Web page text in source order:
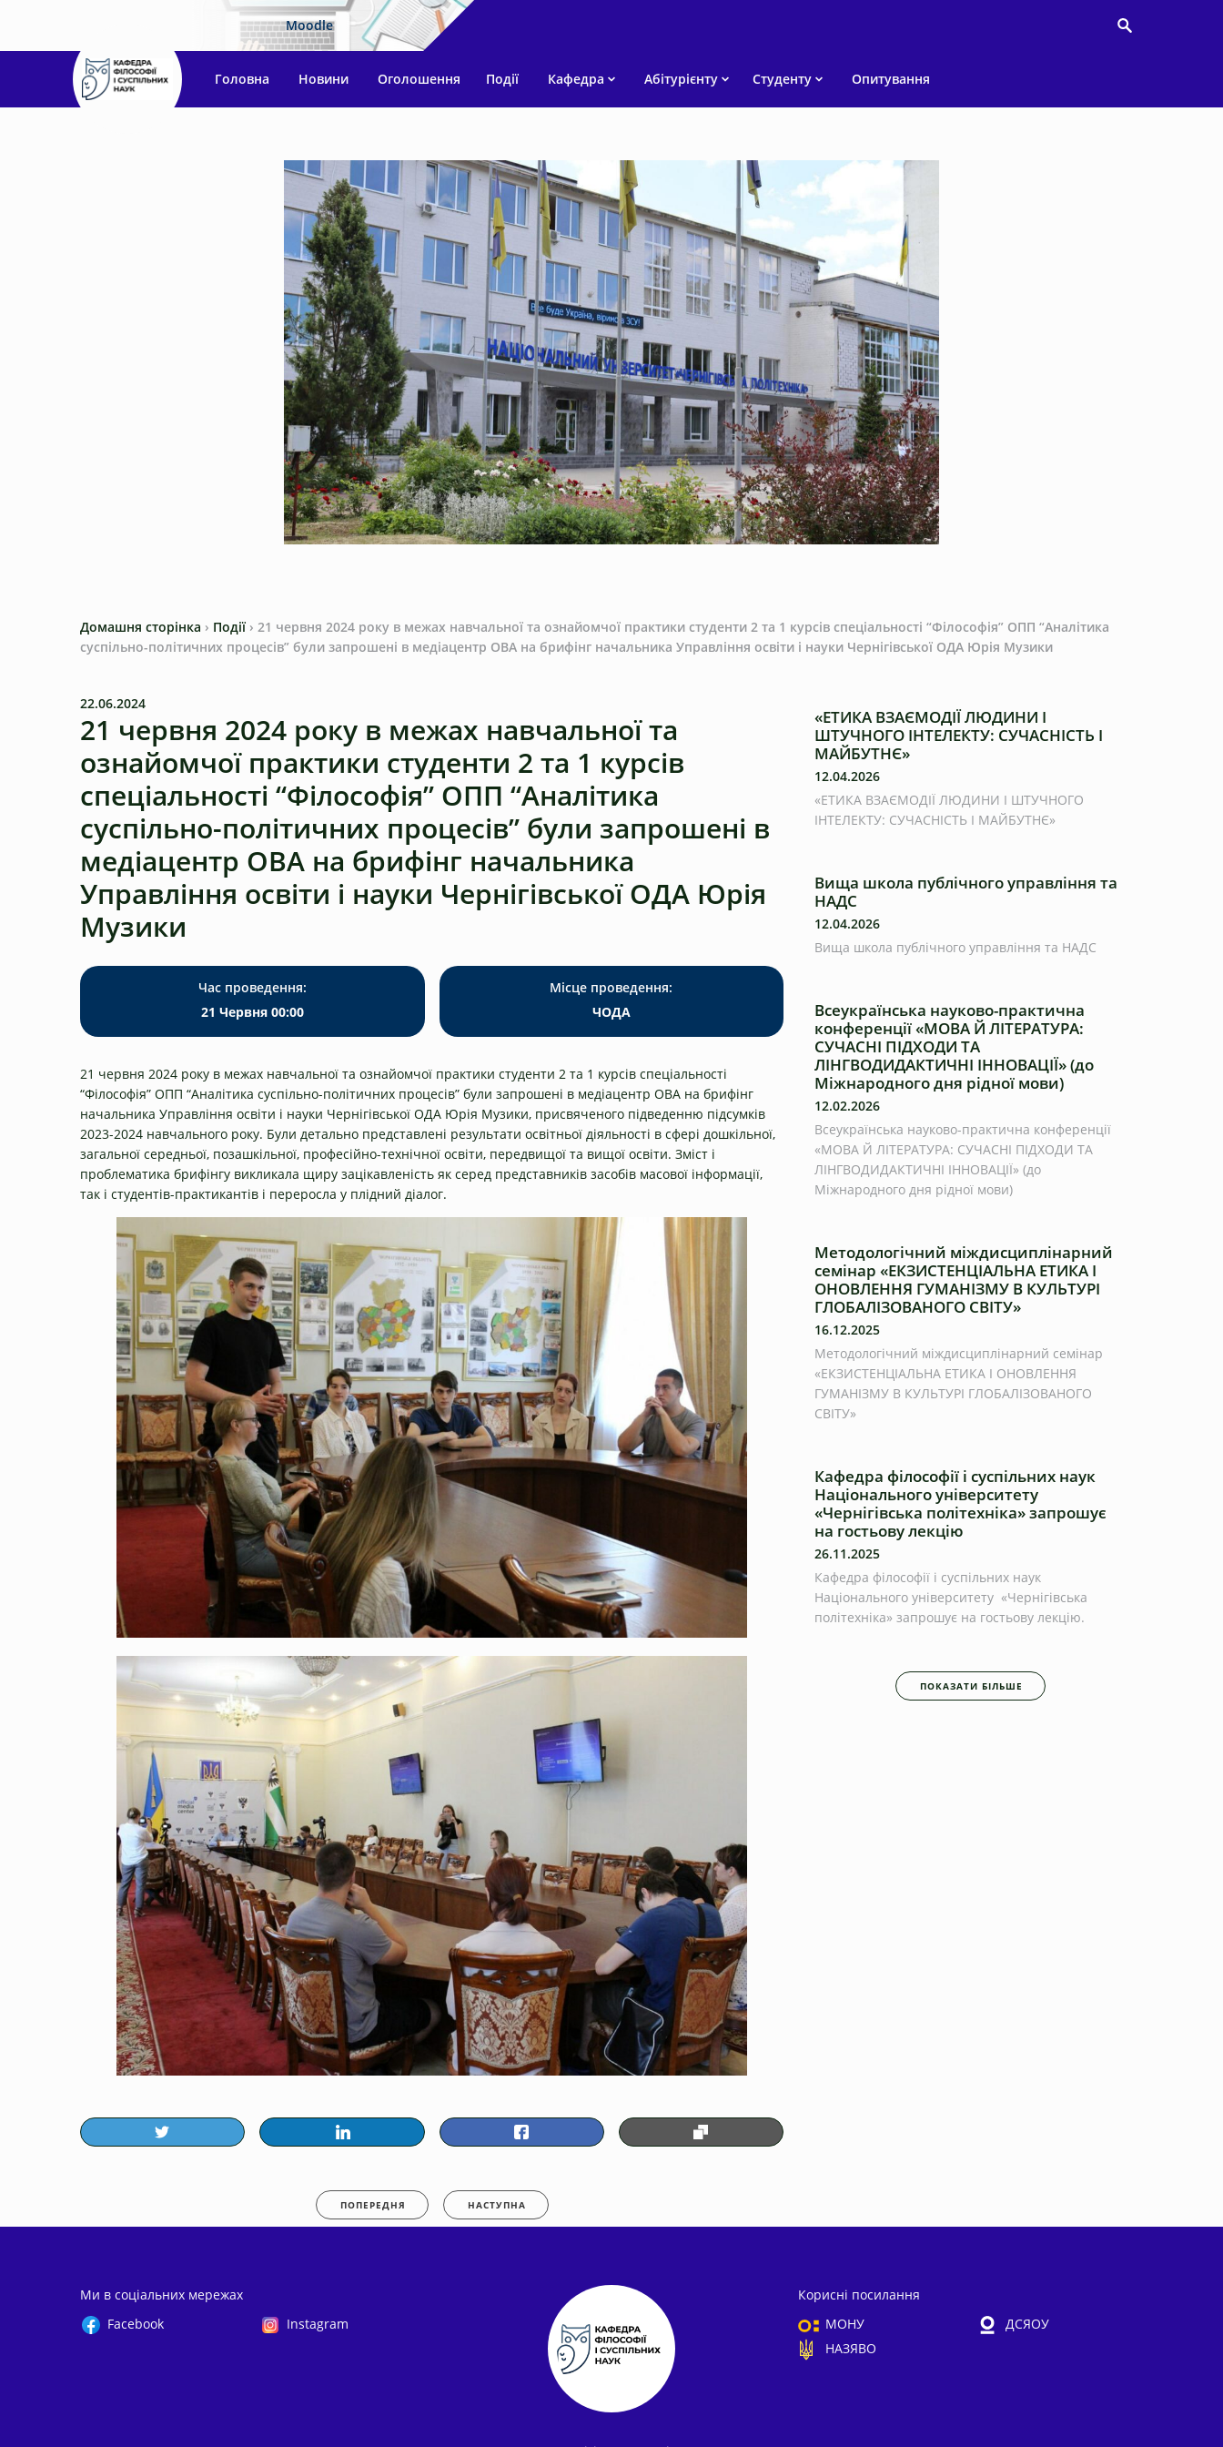
Moodle
Головна Новини Оголошення Події Кафедра Абітурієнту Студенту Опитування
Домашня сторінка › Події › 21 червня 2024 року в межах навчальної та ознайомчої практики студенти 2 та 1 курсів спеціальності “Філософія” ОПП “Аналітика
суспільно-політичних процесів” були запрошені в медіацентр ОВА на брифінг начальника Управління освіти і науки Чернігівської ОДА Юрія Музики
22.06.2024
21 червня 2024 року в межах навчальної та
ознайомчої практики студенти 2 та 1 курсів
спеціальності “Філософія” ОПП “Аналітика
суспільно-політичних процесів” були запрошені в
медіацентр ОВА на брифінг начальника
Управління освіти і науки Чернігівської ОДА Юрія
Музики
Час проведення:
21 Червня 00:00
Місце проведення:
ЧОДА
21 червня 2024 року в межах навчальної та ознайомчої практики студенти 2 та 1 курсів спеціальності
“Філософія” ОПП “Аналітика суспільно-політичних процесів” були запрошені в медіацентр ОВА на брифінг
начальника Управління освіти і науки Чернігівської ОДА Юрія Музики, присвяченого підведенню підсумків
2023-2024 навчального року. Були детально представлені результати освітньої діяльності в сфері дошкільної,
загальної середньої, позашкільної, професійно-технічної освіти, передвищої та вищої освіти. Зміст і
проблематика брифінгу викликала щиру зацікавленість як серед представників засобів масової інформації,
так і студентів-практикантів і переросла у плідний діалог.
ПОПЕРЕДНЯ НАСТУПНА
«ЕТИКА ВЗАЄМОДІЇ ЛЮДИНИ І
ШТУЧНОГО ІНТЕЛЕКТУ: СУЧАСНІСТЬ І
МАЙБУТНЄ»
12.04.2026
«ЕТИКА ВЗАЄМОДІЇ ЛЮДИНИ І ШТУЧНОГО
ІНТЕЛЕКТУ: СУЧАСНІСТЬ І МАЙБУТНЄ»
Вища школа публічного управління та
НАДС
12.04.2026
Вища школа публічного управління та НАДС
Всеукраїнська науково-практична
конференції «МОВА Й ЛІТЕРАТУРА:
СУЧАСНІ ПІДХОДИ ТА
ЛІНГВОДИДАКТИЧНІ ІННОВАЦІЇ» (до
Міжнародного дня рідної мови)
12.02.2026
Всеукраїнська науково-практична конференції
«МОВА Й ЛІТЕРАТУРА: СУЧАСНІ ПІДХОДИ ТА
ЛІНГВОДИДАКТИЧНІ ІННОВАЦІЇ» (до
Міжнародного дня рідної мови)
Методологічний міждисциплінарний
семінар «ЕКЗИСТЕНЦІАЛЬНА ЕТИКА І
ОНОВЛЕННЯ ГУМАНІЗМУ В КУЛЬТУРІ
ГЛОБАЛІЗОВАНОГО СВІТУ»
16.12.2025
Методологічний міждисциплінарний семінар
«ЕКЗИСТЕНЦІАЛЬНА ЕТИКА І ОНОВЛЕННЯ
ГУМАНІЗМУ В КУЛЬТУРІ ГЛОБАЛІЗОВАНОГО
СВІТУ»
Кафедра філософії і суспільних наук
Національного університету
«Чернігівська політехніка» запрошує
на гостьову лекцію
26.11.2025
Кафедра філософії і суспільних наук
Національного університету «Чернігівська
політехніка» запрошує на гостьову лекцію.
ПОКАЗАТИ БІЛЬШЕ
Ми в соціальних мережах
Facebook
Instagram
Корисні посилання
МОНУ
ДСЯОУ
НАЗЯВО